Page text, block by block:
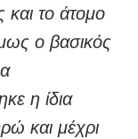
και το άτομο
ο βασικός
η ίδια
και μέχρι